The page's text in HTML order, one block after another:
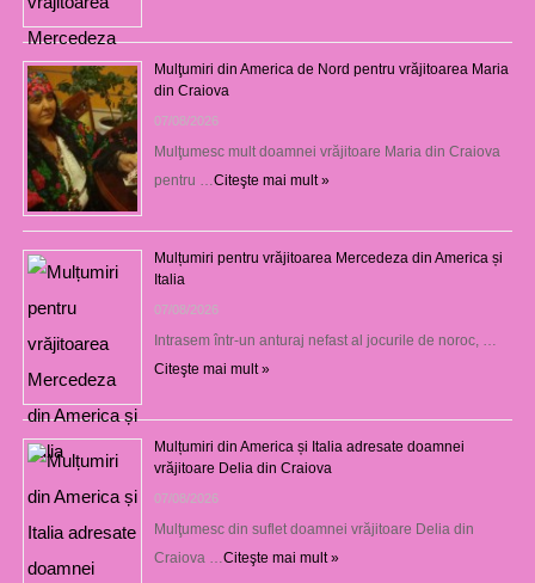
Mulţumiri din America de Nord pentru vrăjitoarea Maria
din Craiova
07/08/2026
Mulţumesc mult doamnei vrăjitoare Maria din Craiova
pentru … Citeşte mai mult »
Mulțumiri pentru vrăjitoarea Mercedeza din America și
Italia
07/08/2026
Intrasem într-un anturaj nefast al jocurile de noroc, …
Citeşte mai mult »
Mulțumiri din America și Italia adresate doamnei
vrăjitoare Delia din Craiova
07/08/2026
Mulţumesc din suflet doamnei vrăjitoare Delia din
Craiova … Citeşte mai mult »